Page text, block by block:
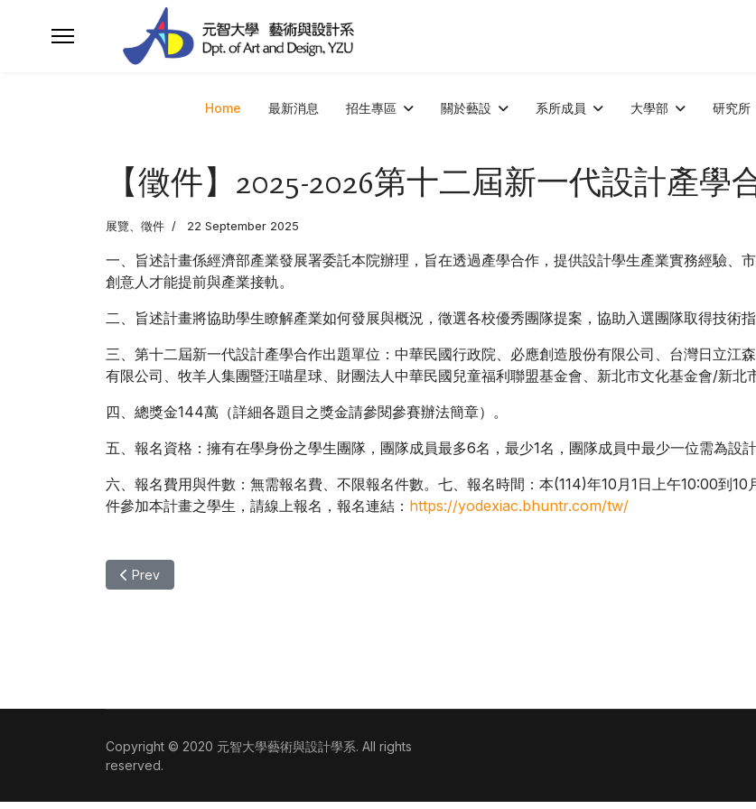
Home 最新消息 招生專區 關於藝設 系所成員 大學部 研究所
【徵件】2025-2026第十二屆新一代設計產學
展覽、徵件 22 September 2025
一、旨述計畫係經濟部產業發展署委託本院辦理，旨在透過產學合作，提供設計學生產業實務經驗、
創意人才能提前與產業接軌。
二、旨述計畫將協助學生瞭解產業如何發展與概況，徵選各校優秀團隊提案，協助入選團隊取得技術
三、第十二屆新一代設計產學合作出題單位：中華民國行政院、必應創造股份有限公司、台灣日立江
有限公司、牧羊人集團暨汪喵星球、財團法人中華民國兒童福利聯盟基金會、新北市文化基金會/新北
四、總獎金144萬（詳細各題目之獎金請參閱參賽辦法簡章）。
五、報名資格：擁有在學身份之學生團隊，團隊成員最多6名，最少1名，團隊成員中最少一位需為設
六、報名費用與件數：無需報名費、不限報名件數。七、報名時間：本(114)年10月1日上午10:00到
件參加本計畫之學生，請線上報名，報名連結： https://yodexiac.bhuntr.com/tw/
Previous article: 【徵件】「創意狂想巢向未來」2025智慧化居住空間創意競賽
Prev
Copyright © 2020 元智大學藝術與設計學系. All rights
reserved.